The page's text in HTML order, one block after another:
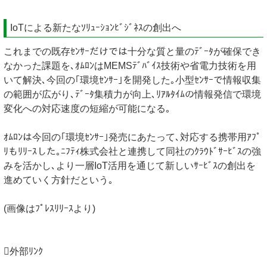
IoTによる新たなｿﾘｭｰｼｮﾝﾋﾞｼﾞﾈｽの創出へ
これまでの既存ｾﾝｻｰだけでは十分な質と量のﾃﾞｰﾀが確保でき
なかった課題を､ｵﾑﾛﾝはMEMSﾃﾞﾊﾞｲｽ技術や省電力技術を用
いて解決､今回の｢環境ｾﾝｻｰ｣を開発した｡小型ｾﾝｻｰで情報収集
の範囲が広がり､ﾃﾞｰﾀ集積力が向上､ﾘｱﾙﾀｲﾑの情報発信で環境
変化への対応速度の短縮が可能になる｡
ｵﾑﾛﾝは今回の｢環境ｾﾝｻｰ｣発売にあたって､対応する携帯用ｱﾌﾟ
ﾘもﾘﾘｰｽした｡ﾆﾌﾃｨ株式会社と連携して同社のｸﾗｳﾄﾞｻｰﾋﾞｽの強
みを活かし､より一層IoT活用を通じて新しいｻｰﾋﾞｽの創出を
進めていく方針だという｡
(画像はﾌﾟﾚｽﾘﾘｰｽより)
外部ﾘﾝｸ